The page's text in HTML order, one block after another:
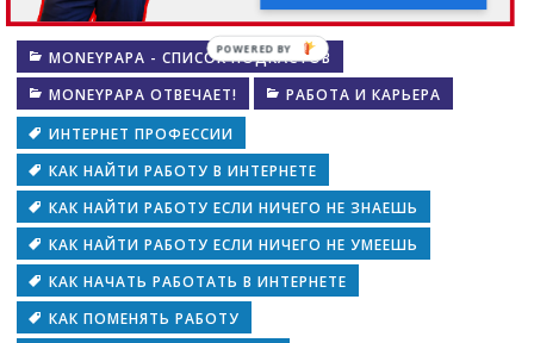
MONEYPAPA - СПИСОК ПОДКАСТОВ
MONEYPAPA ОТВЕЧАЕТ!
РАБОТА И КАРЬЕРА
ИНТЕРНЕТ ПРОФЕССИИ
КАК НАЙТИ РАБОТУ В ИНТЕРНЕТЕ
КАК НАЙТИ РАБОТУ ЕСЛИ НИЧЕГО НЕ ЗНАЕШЬ
КАК НАЙТИ РАБОТУ ЕСЛИ НИЧЕГО НЕ УМЕЕШЬ
КАК НАЧАТЬ РАБОТАТЬ В ИНТЕРНЕТЕ
КАК ПОМЕНЯТЬ РАБОТУ